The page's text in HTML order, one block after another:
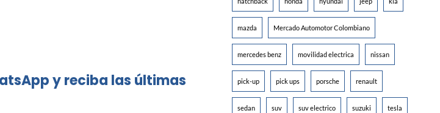
y reciba las últimas
mazda Mercado Automotor Colombiano
mercedes benz movilidad electrica nissan
pick-up pick ups porsche renault
sedan suv suv electrico suzuki tesla